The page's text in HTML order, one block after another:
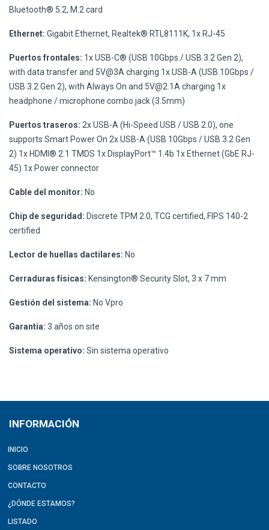
Bluetooth® 5.2, M.2 card
Ethernet: Gigabit Ethernet, Realtek® RTL8111K, 1x RJ-45
Puertos frontales: 1x USB-C® (USB 10Gbps / USB 3.2 Gen 2),
with data transfer and 5V@3A charging 1x USB-A (USB 10Gbps /
USB 3.2 Gen 2), with Always On and 5V@2.1A charging 1x
headphone / microphone combo jack (3.5mm)
Puertos traseros: 2x USB-A (Hi-Speed USB / USB 2.0), one
supports Smart Power On 2x USB-A (USB 10Gbps / USB 3.2 Gen
2) 1x HDMI® 2.1 TMDS 1x DisplayPort™ 1.4b 1x Ethernet (GbE RJ-
45) 1x Power connector
Cable del monitor: No
Chip de seguridad: Discrete TPM 2.0, TCG certified, FIPS 140-2
certified
Lector de huellas dactilares: No
Cerraduras físicas: Kensington® Security Slot, 3 x 7 mm
Gestión del sistema: No Vpro
Garantía: 3 años on site
Sistema operativo: Sin sistema operativo
INFORMACIÓN
INICIO
SOBRE NOSOTROS
CONTACTO
¿DÓNDE ESTAMOS?
LISTADO